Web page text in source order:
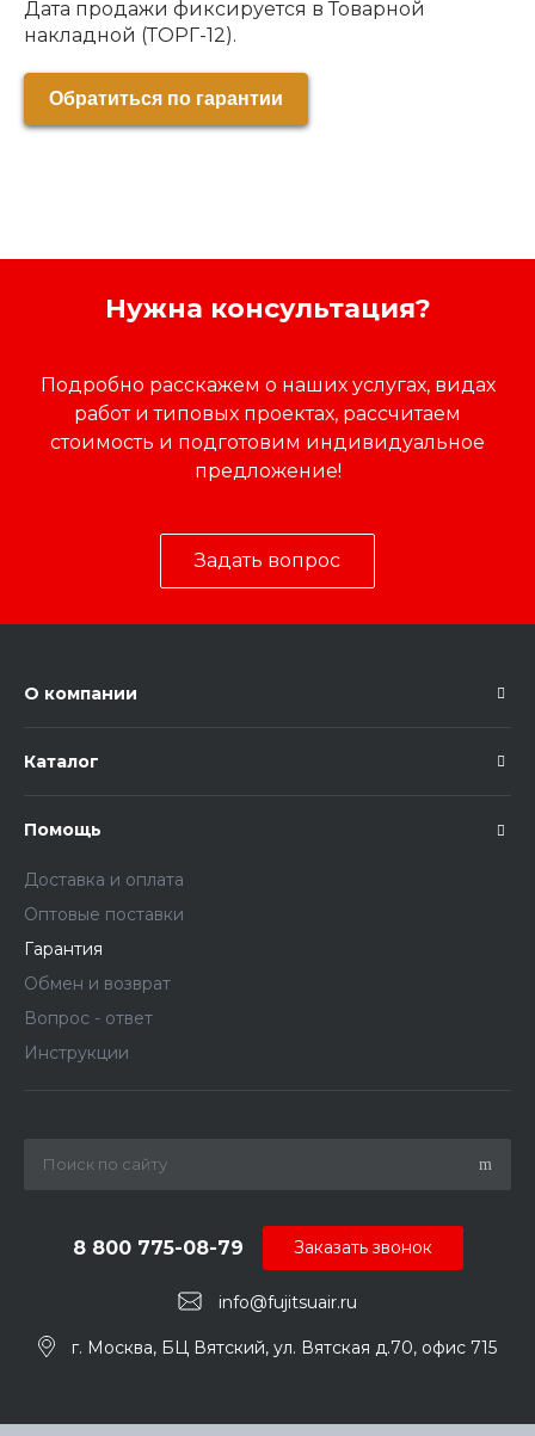
Дата продажи фиксируется в Товарной
накладной (ТОРГ-12).
Обратиться по гарантии
Нужна консультация?
Подробно расскажем о наших услугах, видах
работ и типовых проектах, рассчитаем
стоимость и подготовим индивидуальное
предложение!
Задать вопрос
О компании
Каталог
Помощь
Доставка и оплата
Оптовые поставки
Гарантия
Обмен и возврат
Вопрос - ответ
Инструкции
info@fujitsuair.ru
8 800 775-08-79
г. Москва, БЦ Вятский, ул. Вятская д.70, офис 715
Заказать звонок